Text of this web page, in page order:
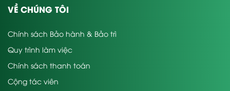
VỀ CHÚNG TÔI
Chính sách Bảo hành & Bảo trì
Quy trình làm việc
Chính sách thanh toán
Cộng tác viên